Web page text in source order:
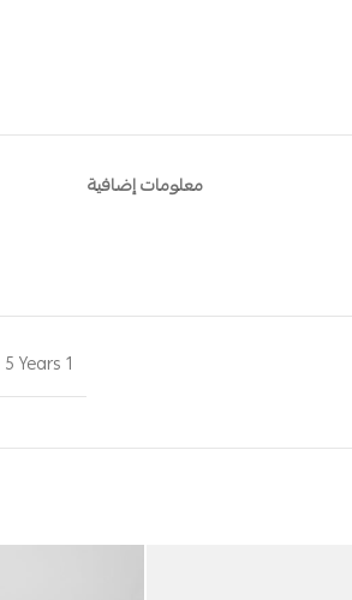
معلومات إضافية
1 Year
5 Years